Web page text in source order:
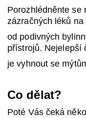
Porozhlédněnte se
zázračných léků na
od podivných
přístrojů. Nejelepší
je vyhnout se
Co dělat?
Poté Vás čeká